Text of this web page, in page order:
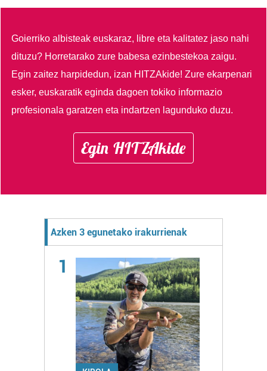
Goierriko albisteak euskaraz, libre eta kalitatez jaso nahi
dituzu? Horretarako zure babesa ezinbestekoa zaigu.
Egin zaitez harpidedun, izan HITZAkide!Zure ekarpenari
esker, euskaratik eginda dagoen tokiko informazio
profesionala garatzen eta indartzen lagunduko duzu.
Egin HITZAkide
Azken 3 egunetako irakurrienak
1